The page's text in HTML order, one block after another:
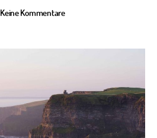
Keine Kommentarezu
Irland